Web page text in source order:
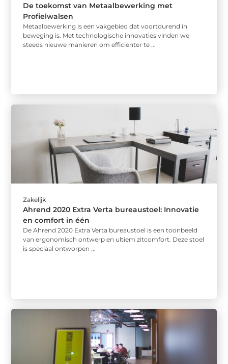
De toekomst van Metaalbewerking met
Profielwalsen
Metaalbewerking is een vakgebied dat voortdurend in
beweging is. Met technologische innovaties vinden we
steeds nieuwe manieren om efficiënter te ...
Zakelijk
Ahrend 2020 Extra Verta bureaustoel: Innovatie
en comfort in één
De Ahrend 2020 Extra Verta bureaustoel is een toonbeeld
van ergonomisch ontwerp en ultiem zitcomfort. Deze stoel
is speciaal ontworpen ...